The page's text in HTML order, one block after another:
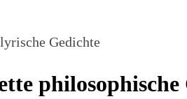
Gedichte